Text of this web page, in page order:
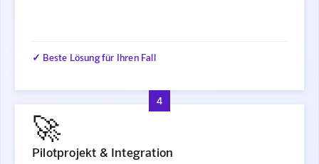
✓ Beste Lösung für Ihren Fall
4
🚀
Pilotprojekt & Integration